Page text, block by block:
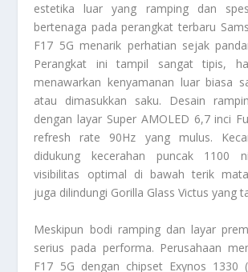
estetika luar yang ramping dan
bertenaga pada perangkat terbaru
F17 5G menarik perhatian sejak
Perangkat ini tampil sangat tipis,
menawarkan kenyamanan luar biasa
atau dimasukkan saku. Desain
dengan layar Super AMOLED 6,7 inci
refresh rate 90Hz yang mulus.
didukung kecerahan puncak 1100
visibilitas optimal di bawah terik
juga dilindungi Gorilla Glass Victus yang
Meskipun bodi ramping dan layar
serius pada performa. Perusahaan
F17 5G dengan chipset Exynos 1330